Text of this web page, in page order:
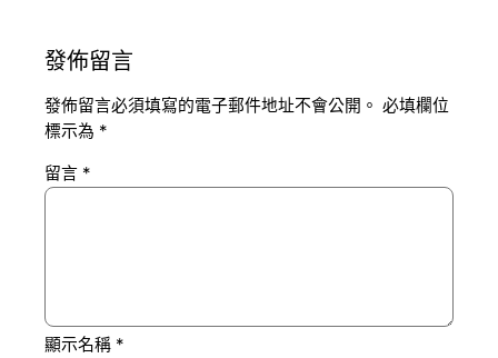
發佈留言
發佈留言必須填寫的電子郵件地址不會公開。 必填欄位
標示為 *
留言 *
顯示名稱 *